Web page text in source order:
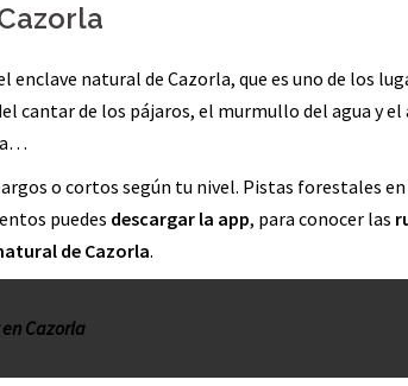
natural de Cazorla, que es uno de los
cantar de los pájaros, el murmullo del agua y el
o cortos según tu nivel. Pistas forestales
puedes descargar la app, para conocer las
de Cazorla.
Cazorla